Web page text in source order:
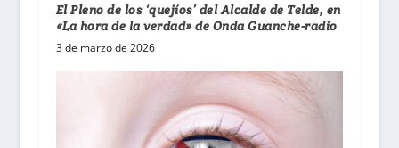
El Pleno de los ‘quejíos’ del Alcalde de Telde, en
«La hora de la verdad» de Onda Guanche-radio
3 de marzo de 2026